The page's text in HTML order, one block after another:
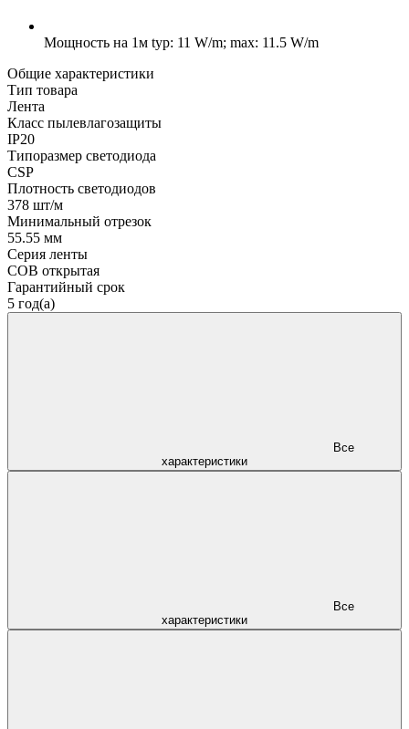
Мощность на 1м typ: 11 W/m; max: 11.5 W/m
Общие характеристики
Тип товара
Лента
Класс пылевлагозащиты
IP20
Типоразмер светодиода
CSP
Плотность светодиодов
378 шт/м
Минимальный отрезок
55.55 мм
Серия ленты
COB открытая
Гарантийный срок
5 год(а)
характеристики
характеристики